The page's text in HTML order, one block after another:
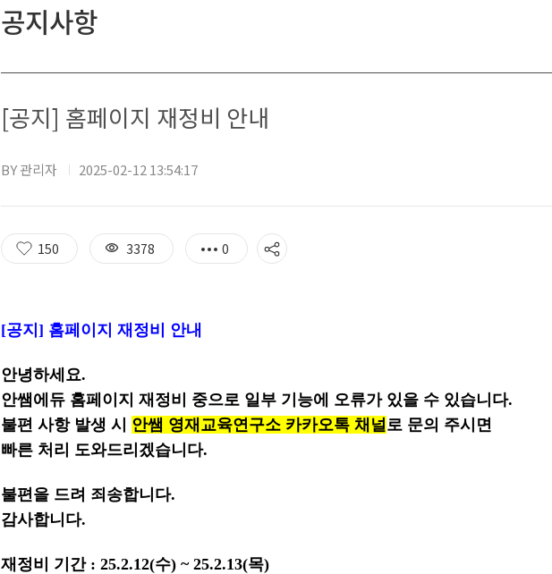
공지사항
[공지] 홈페이지 재정비 안내
BY 관리자 2025-02-12 13:54:17
150 3378 0
[공지] 홈페이지 재정비 안내
안녕하세요.
안쌤에듀 홈페이지 재정비 중으로 일부 기능에 오류가 있을 수 있습니다.
불편 사항 발생 시 안쌤 영재교육연구소 카카오톡 채널로 문의 주시면
빠른 처리 도와드리겠습니다.
불편을 드려 죄송합니다.
감사합니다.
재정비 기간 : 25.2.12(수) ~ 25.2.13(목)